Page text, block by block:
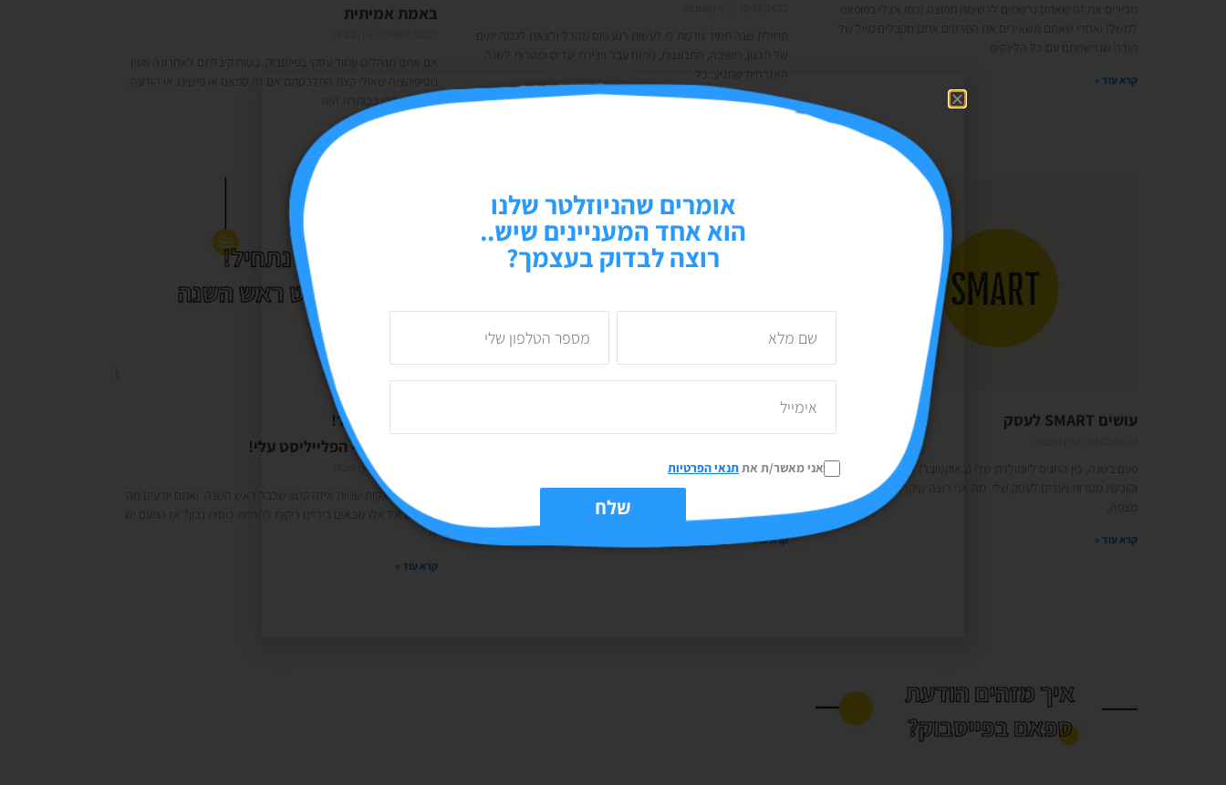
מכירים את זה שאתם נרשמים לרשימת תפוצה (כמו אצלי בפופאפ
למשל) ואחרי שאתם משאירים את הפרטים אתם מקבלים מייל של
תודה שנרשמתם עם כל הלינקים
קרא עוד »
תחילת שנה תמיד גורמת לי לעשות רגע פוס מהכל ולצאת לכמה ימים
של תכנון, חשיבה, התבוננות, ניתוח עבר ויצירת יעדים ומטרות לשנה
האזרחית שתגיע. כל
קרא עוד »
באמת אמיתית
אם אתם מנהלים עמוד עסקי בפייסבוק. בטוח קיבלתם לאחרונה מעין
נוטיפיקציה שאולי קצת התלבטתם אם זה ספאם או פישינג או הודעה
אמיתית. הרי בכותרת היה
עושים SMART לעסק
פעם בשנה, בין החגים ליומולדת שלי (באוקטובר) אני יודעת עם עצמי
וקובעת מטרות ויעדים לעסק שלי. מה אני רוצה שיקרה לי השנה, מה אני
מצפה,
קרא עוד »
מה חדש בWIX? סיכום מתוך יום עיון של החברה
של בכירי החברה בנמל תל אביב, מי שלא מכיר, חברת וויקס הינה
קרא עוד »
שנה טובה מאוד!
הדרינק עליך- הפלייליסט עלי!
אין תגובות
ימים שעות דקות שניות איזה קטע שכבר ראש השנה ואתם יודעים מה
אומרים אל אלו שבאים בידיים ריקות להרמת כוסית נכון? אז הפעם יש
לי
קרא עוד »
אומרים שהניוזלטר שלנו
הוא אחד המעניינים שיש..
רוצה לבדוק בעצמך?
אני מאשר/ת אתתנאי הפרטיות
שלח